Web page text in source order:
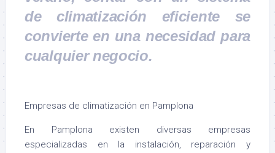
de climatización eficiente se
convierte en una necesidad para
cualquier negocio.
Empresas de climatización en Pamplona
En Pamplona existen diversas empresas
especializadas en la instalación, reparación y